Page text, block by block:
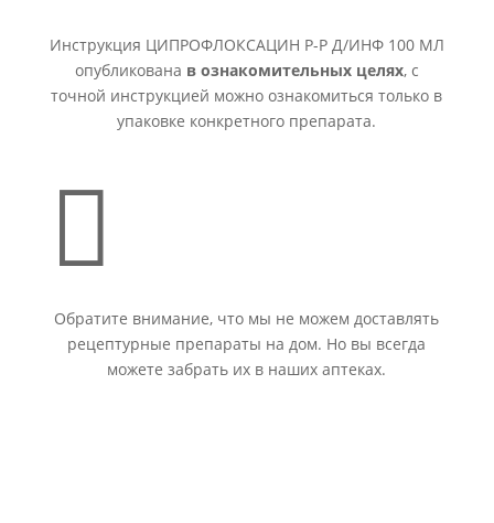
Инструкция ЦИПРОФЛОКСАЦИН Р-Р Д/ИНФ 100 МЛ
опубликована в ознакомительных целях, с
точной инструкцией можно ознакомиться только в
упаковке конкретного препарата.

Обратите внимание, что мы не можем доставлять
рецептурные препараты на дом. Но вы всегда
можете забрать их в наших аптеках.